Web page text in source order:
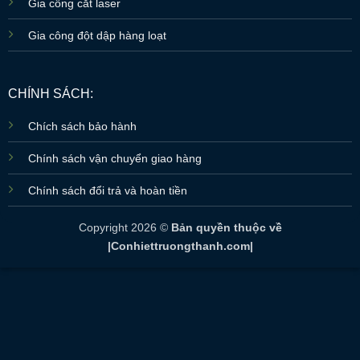
Gia công cắt laser
Gia công đột dập hàng loạt
CHÍNH SÁCH:
Chích sách bảo hành
Chính sách vận chuyển giao hàng
Chính sách đổi trả và hoàn tiền
Copyright 2026 © Bản quyền thuộc về
|Conhiettruongthanh.com|